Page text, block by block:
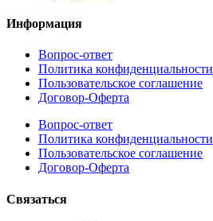
Информация
Вопрос-ответ
Политика конфиденциальности
Пользовательское соглашение
Договор-Оферта
Вопрос-ответ
Политика конфиденциальности
Пользовательское соглашение
Договор-Оферта
Cвязаться